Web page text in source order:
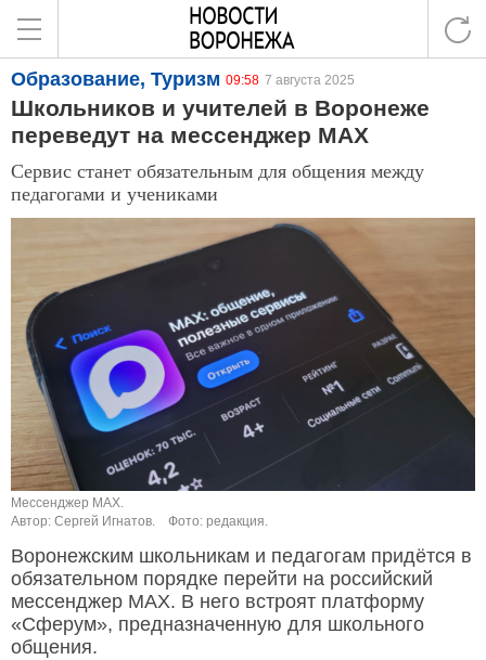
Образование, Туризм 09:58 7 августа 2025
Школьников и учителей в Воронеже
переведут на мессенджер MAX
Сервис станет обязательным для общения между
педагогами и учениками
Мессенджер MAX.
Автор: Сергей Игнатов.
Фото: редакция.
Воронежским школьникам и педагогам придётся в
обязательном порядке перейти на российский
мессенджер MAX. В него встроят платформу
«Сферум», предназначенную для школьного
общения.